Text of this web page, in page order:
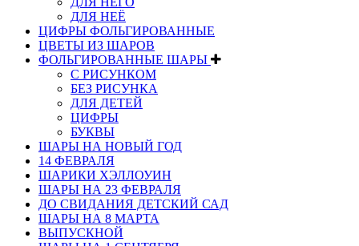
ДЛЯ НЕЁ
ЦИФРЫ ФОЛЬГИРОВАННЫЕ
ЦВЕТЫ ИЗ ШАРОВ
ФОЛЬГИРОВАННЫЕ ШАРЫ
С РИСУНКОМ
БЕЗ РИСУНКА
ДЛЯ ДЕТЕЙ
ЦИФРЫ
БУКВЫ
ШАРЫ НА НОВЫЙ ГОД
14 ФЕВРАЛЯ
ШАРИКИ ХЭЛЛОУИН
ШАРЫ НА 23 ФЕВРАЛЯ
ДО СВИДАНИЯ ДЕТСКИЙ САД
ШАРЫ НА 8 МАРТА
ВЫПУСКНОЙ